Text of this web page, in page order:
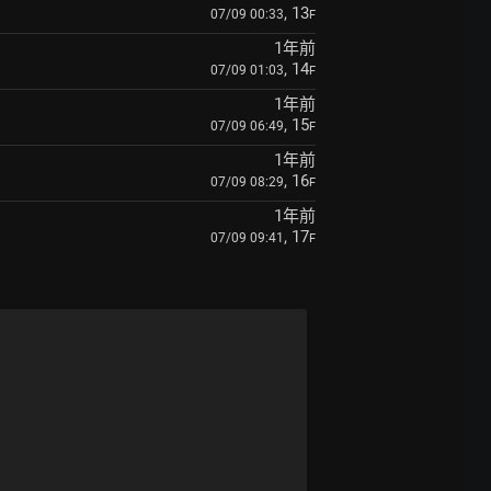
07/09 00:33, 13F
1年前
07/09 01:03, 14F
1年前
07/09 06:49, 15F
1年前
07/09 08:29, 16F
1年前
07/09 09:41 , 17F